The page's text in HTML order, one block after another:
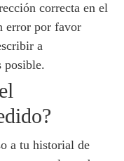
correcta en el
error por favor
a
posible.
a tu historial de